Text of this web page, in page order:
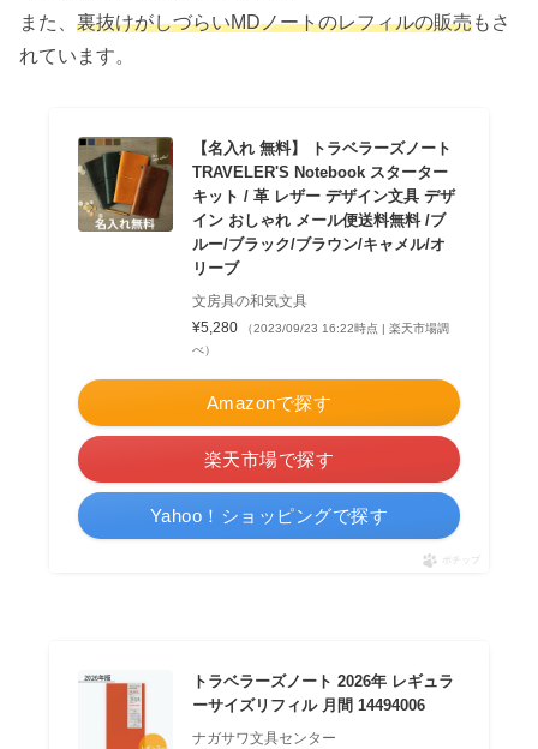
また、 裏抜けがしづらいMDノートのレフィルの販売もさ
れています。
【名入れ 無料】 トラベラーズノート
TRAVELER'S Notebook スターター
キット / 革 レザー デザイン文具 デザ
イン おしゃれ メール便送料無料 /ブ
ルー/ブラック/ブラウン/キャメル/オ
リーブ
文房具の和気文具
¥5,280
（2023/09/23 16:22時点 | 楽天市場調
べ）
Amazonで探す
楽天市場で探す
Yahoo！ショッピングで探す
ポチップ
トラベラーズノート 2026年 レギュラ
ーサイズリフィル 月間 14494006
ナガサワ文具センター